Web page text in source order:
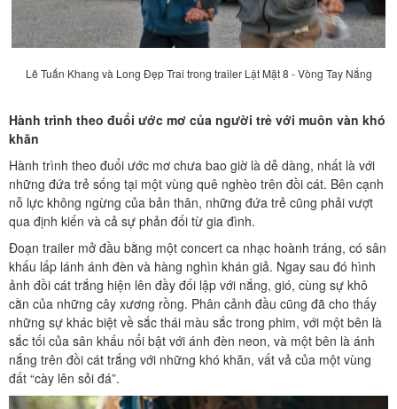
Lê Tuấn Khang và Long Đẹp Trai trong trailer Lật Mặt 8 - Vòng Tay Nắng
Hành trình theo đuổi ước mơ của người trẻ với muôn vàn khó
khăn
Hành trình theo đuổi ước mơ chưa bao giờ là dễ dàng, nhất là với
những đứa trẻ sống tại một vùng quê nghèo trên đồi cát. Bên cạnh
nỗ lực không ngừng của bản thân, những đứa trẻ cũng phải vượt
qua định kiến và cả sự phản đối từ gia đình.
Đoạn trailer mở đầu bằng một concert ca nhạc hoành tráng, có sân
khấu lấp lánh ánh đèn và hàng nghìn khán giả. Ngay sau đó hình
ảnh đồi cát trắng hiện lên đầy đối lập với nắng, gió, cùng sự khô
cằn của những cây xương rồng. Phân cảnh đầu cũng đã cho thấy
những sự khác biệt về sắc thái màu sắc trong phim, với một bên là
sắc tối của sân khấu nổi bật với ánh đèn neon, và một bên là ánh
nắng trên đồi cát trắng với những khó khăn, vất vả của một vùng
đất “cày lên sỏi đá”.